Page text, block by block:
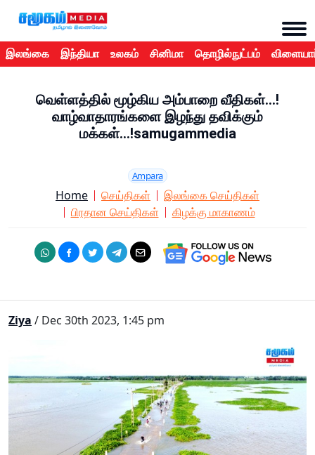
இலங்கை இந்தியா உலகம் சினிமா தொழில்நுட்பம்
வெள்ளத்தில் மூழ்கிய அம்பாறை வீதிகள்...!
வாழ்வாதாரங்களை இழந்து தவிக்கும்
மக்கள்...!samugammedia
Ampara
Home செய்திகள்
இலங்கை செய்திகள்
பிரதான செய்திகள்
கிழக்கு மாகாணம்
Ziya / Dec 30th 2023, 1:45 pm